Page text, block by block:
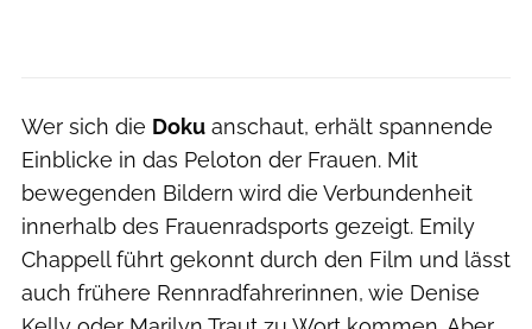
Wer sich die Doku anschaut, erhält spannende
Einblicke in das Peloton der Frauen. Mit
bewegenden Bildern wird die Verbundenheit
innerhalb des Frauenradsports gezeigt. Emily
Chappell führt gekonnt durch den Film und lässt
auch frühere Rennradfahrerinnen, wie Denise